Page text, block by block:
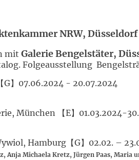
NRW, Düsseldorf
mit Galerie Bengelstäter,
Folgeausstellung
【G】
Galerie,
Hamburg【G】 02.02. –
Anja Michaela Kretz, Jürgen Paas, Maria